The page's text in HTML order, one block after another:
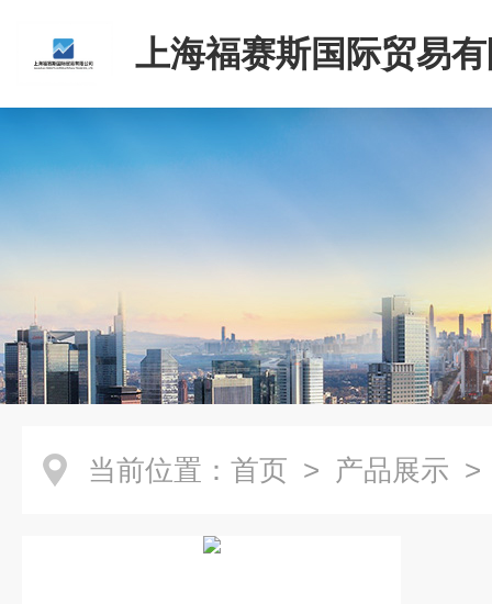
上海福赛斯国际贸易
当前位置： 首页 > 产品展示